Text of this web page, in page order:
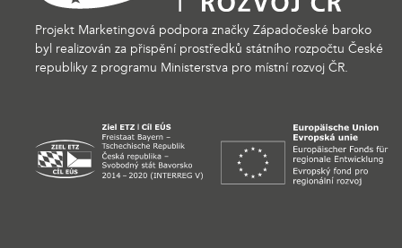
Projekt Marketingová podpora značky Západočeské baroko
byl realizován za přispění prostředků státního rozpočtu České
republiky z programu Ministerstva pro místní rozvoj ČR.